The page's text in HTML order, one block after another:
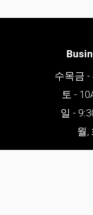
수목금 -
토 -
일 -
월,